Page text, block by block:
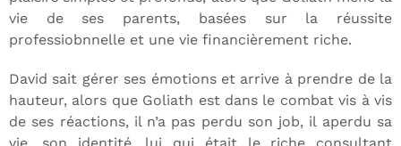
vie de ses parents, basées sur la réussite
professiobnnelle et une vie financièrement riche.
David sait gérer ses émotions et arrive à prendre de la
hauteur, alors que Goliath est dans le combat vis à vis
de ses réactions, il n’a pas perdu son job, il aperdu sa